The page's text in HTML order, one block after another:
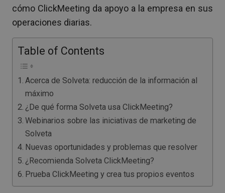
cómo ClickMeeting da apoyo a la empresa en sus
operaciones diarias.
Table of Contents
Acerca de Solveta: reducción de la información al
máximo
¿De qué forma Solveta usa ClickMeeting?
Webinarios sobre las iniciativas de marketing de
Solveta
Nuevas oportunidades y problemas que resolver
¿Recomienda Solveta ClickMeeting?
Prueba ClickMeeting y crea tus propios eventos